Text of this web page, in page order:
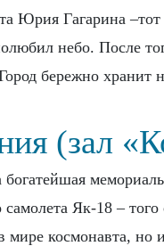
Юрия Гагарина
небо. После
бережно хранит
(зал
самолета Як-18 –
мире космонавта, но